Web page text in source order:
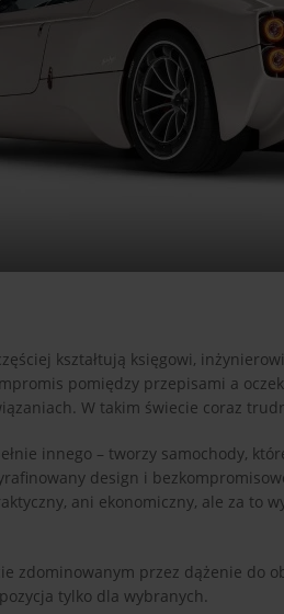
kształtują księgowi,
pomiędzy przepisami a
W takim świecie coraz
innego – tworzy samochody,
design i
ani ekonomiczny, ale za to
zdominowanym przez dążenie do
tylko dla wybranych.